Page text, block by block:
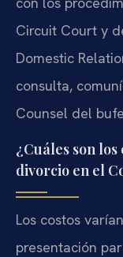
Circuit Court y
Domestic
consulta,
Counsel del
¿Cuáles son
divorcio en el
Los costos
presentación